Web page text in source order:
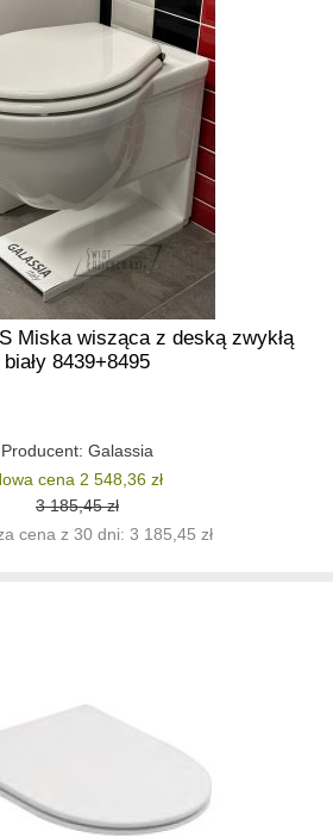
Miska wisząca z deską zwykłą
biały 8439+8495
Producent: Galassia
cena 2 548,36 zł
3 185,45 zł
cena z 30 dni: 3 185,45 zł